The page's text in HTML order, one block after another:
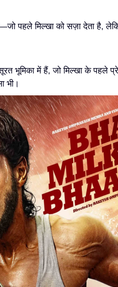
पहले मिल्खा को सज़ा देता है,
भूमिका में हैं, जो मिल्खा के पहले
भी।